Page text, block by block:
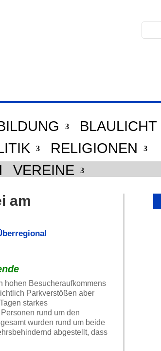
BLAULICHT
RELIGIONEN
VEREINE
am
hohen Besucheraufkommens
Parkverstößen aber
starkes
rund um den
wurden rund um beide
abgestellt, dass